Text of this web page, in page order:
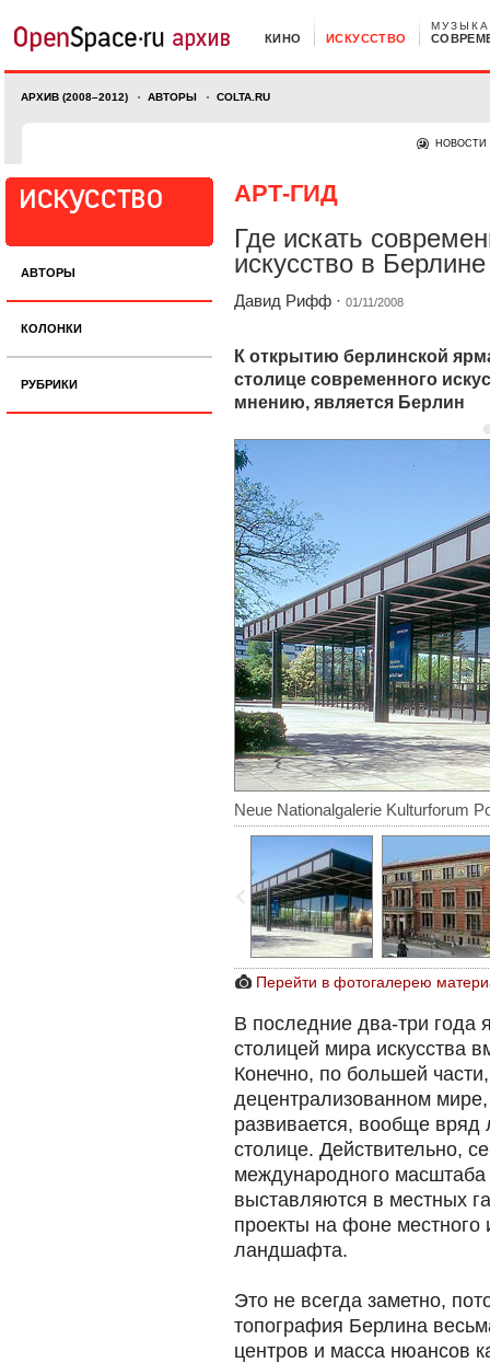
КИНО ИСКУССТВО
МУЗЫКА
АРХИВ (2008–2012) АВТОРЫ COLTA.RU
НОВОСТИ
АВТОРЫ
КОЛОНКИ
РУБРИКИ
АРТ-ГИД
Где искать
искусство в Берлине
Давид Рифф · 01/11/2008
К открытию берлинской
столице современного
мнению, является Берлин
Neue Nationalgalerie Kulturforum
Перейти в фотогалерею
В последние два-три года
столицей мира искусства
Конечно, по большей
децентрализованном
развивается, вообще вряд
столице. Действительно,
международного
выставляются в местных
проекты на фоне местного
ландшафта.
Это не всегда заметно,
топография Берлина
центров и масса нюансов